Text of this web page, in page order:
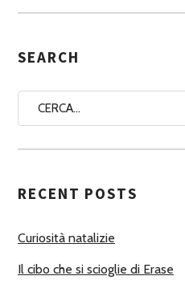
S
G
A
U
O
I
SEARCH
RECENT POSTS
Curiosità natalizie
Il cibo che si scioglie di Erase